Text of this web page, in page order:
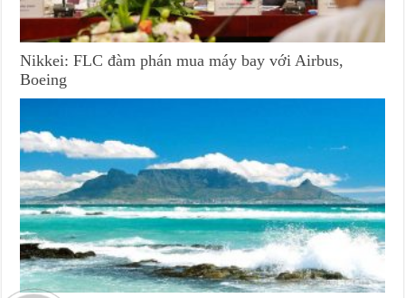
Nikkei: FLC đàm phán mua máy bay với Airbus,
Boeing